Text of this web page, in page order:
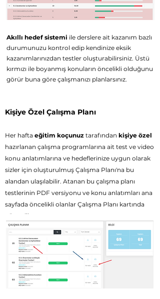
Akıllı hedef sistemi ile derslere ait kazanım bazlı
durumunuzu kontrol edip kendinize eksik
kazanımlarınızdan testler oluşturabilirsiniz. Üstü
kırmızı ile boyanmış konuların öncelikli olduğunu
görür buna göre çalışmanızı planlarsınız.
Kişiye Özel Çalışma Planı
Her hafta eğitim koçunuz tarafından kişiye özel
hazırlanan çalışma programlarına ait test ve video
konu anlatımlarına ve hedeflerinize uygun olarak
sizler için oluşturulmuş Çalışma Planı'na bu
alandan ulaşılabilir. Atanan bu çalışma planı
testlerinin PDF versiyonu ve konu anlatımları ana
sayfada öncelikli olanlar Çalışma Planı kartında
gösterilir.
Yeşil düğmeye tıklandığında ata
nan teste giriş
yapabilirsiniz.